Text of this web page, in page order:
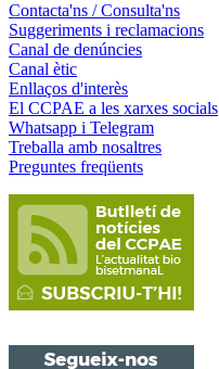
Contacta'ns / Consulta'ns
Suggeriments i reclamacions
Canal de denúncies
Canal ètic
Enllaços d'interès
El CCPAE a les xarxes socials
Whatsapp i Telegram
Treballa amb nosaltres
Preguntes freqüents